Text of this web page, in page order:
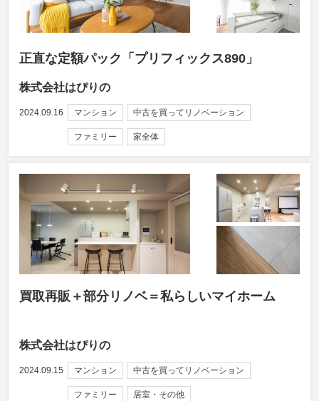
正直な定額パック「プリフィックス890」
株式会社はぴりの
2024.09.16 マンション 中古を買ってリノベーション
ファミリー 家全体
買取再販＋部分リノベ＝私らしいマイホーム
株式会社はぴりの
2024.09.15 マンション 中古を買ってリノベーション
ファミリー 居室・その他